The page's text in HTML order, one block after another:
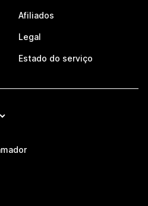
Afiliados
Legal
Estado do serviço